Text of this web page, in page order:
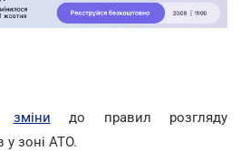
зміни до правил розгляду
у зоні АТО.